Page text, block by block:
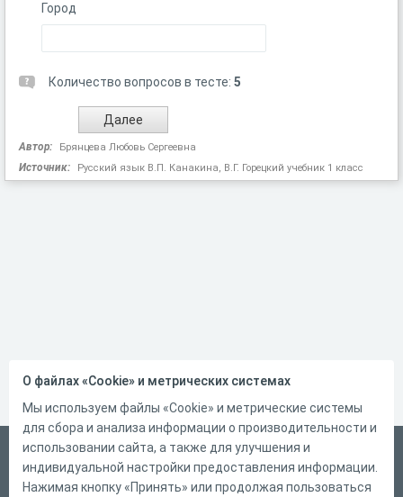
Город
Количество вопросов в тесте: 5
Автор: Брянцева Любовь Сергеевна
Источник: Русский язык В.П. Канакина, В.Г. Горецкий учебник 1 класс
Русский
Справка
О файлах «Cookie» и метрических системах
Мы используем файлы «Cookie» и метрические системы
для сбора и анализа информации о производительности и
использовании сайта, а также для улучшения и
индивидуальной настройки предоставления информации.
Нажимая кнопку «Принять» или продолжая пользоваться